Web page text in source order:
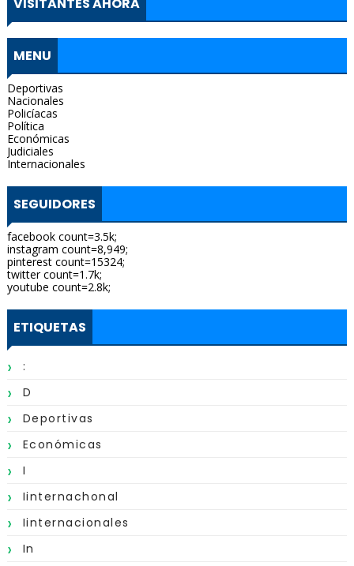
MENU
Deportivas
Nacionales
Policíacas
Política
Económicas
Judiciales
Internacionales
SEGUIDORES
facebook count=3.5k;
instagram count=8,949;
pinterest count=15324;
twitter count=1.7k;
youtube count=2.8k;
ETIQUETAS
:
D
Deportivas
Económicas
I
Iinternachonal
Iinternacionales
In